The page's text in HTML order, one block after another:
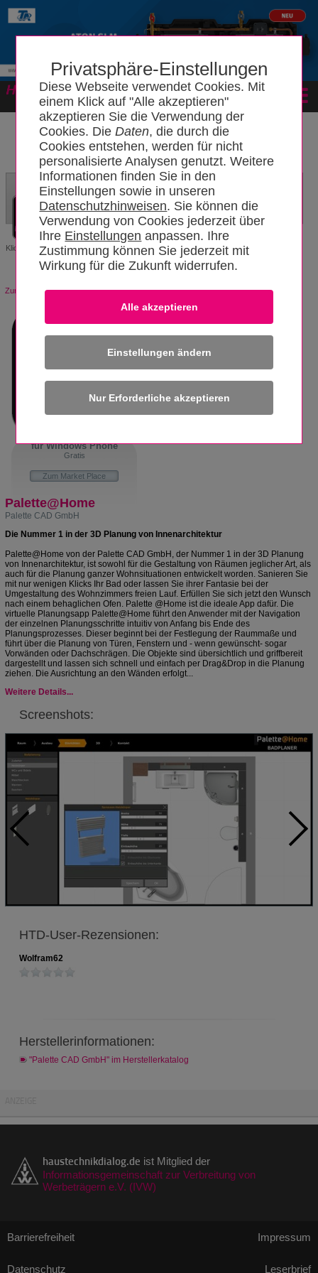
Privatsphäre-Einstellungen
Diese Webseite verwendet Cookies. Mit
einem Klick auf "Alle akzeptieren"
akzeptieren Sie die Verwendung der
Cookies. DieDaten, die durch die
Cookies entstehen, werden für nicht
personalisierte Analysen genutzt. Weitere
Informationen finden Sie in den
Einstellungen sowie in unseren
Datenschutzhinweisen. Sie können die
Verwendung von Cookies jederzeit über
Ihre Einstellungen anpassen. Ihre
Zustimmung können Sie jederzeit mit
Wirkung für die Zukunft widerrufen.
Einstellungen ändern
Klicken Siehierum eine neue App für die Bibliothek vorzuschlagen.
Zurück zur Übersicht
für Windows Phone
Gratis
Zum Market Place
Palette@Home
Palette CAD GmbH
Die Nummer 1 in der 3D Planung von Innenarchitektur
Palette@Home von der Palette CAD GmbH, der Nummer 1 in der 3D Planung
von Innenarchitektur, ist sowohl für die Gestaltung von Räumen jeglicher Art, als
auch für die Planung ganzer Wohnsituationen entwickelt worden. Sanieren Sie
mit nur wenigen Klicks Ihr Bad oder lassen Sie ihrer Fantasie bei der
Umgestaltung des Wohnzimmers freien Lauf. Erfüllen Sie sich jetzt den Wunsch
nach einem behaglichen Ofen. Palette @Home ist die ideale App dafür. Die
virtuelle Planungsapp Palette@Home führt den Anwender mit der Navigation
der einzelnen Planungsschritte intuitiv von Anfang bis Ende des
Planungsprozesses. Dieser beginnt bei der Festlegung der Raummaße und
führt über die Planung von Türen, Fenstern und - wenn gewünscht- sogar
Vorwänden oder Dachschrägen. Die Objekte sind übersichtlich und griffbereit
dargestellt und lassen sich schnell und einfach per Drag&Drop in die Planung
ziehen. Die Ausrichtung an den Wänden erfolgt...
Weitere Details...
Screenshots:
HTD-User-Rezensionen:
Wolfram62
Herstellerinformationen:
"Palette CAD GmbH" im Herstellerkatalog
haustechnikdialog.de ist Mitglied der
Informationsgemeinschaft zur Verbreitung von
Werbeträgern e.V. (IVW)
Barrierefreiheit
Datenschutz
Impressum
Leserbrief